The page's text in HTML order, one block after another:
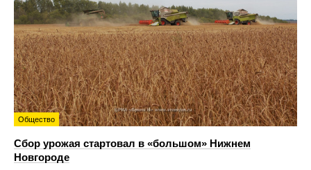
Общество
Сбор урожая стартовал в «большом» Нижнем
Новгороде